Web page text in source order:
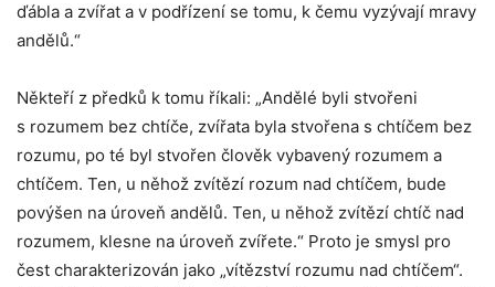
ďábla a zvířat a v podřízení se tomu, k čemu vyzývají mravy
andělů.“
Někteří z předků k tomu říkali: „Andělé byli stvořeni
s rozumem bez chtíče, zvířata byla stvořena s chtíčem bez
rozumu, po té byl stvořen člověk vybavený rozumem a
chtíčem. Ten, u něhož zvítězí rozum nad chtíčem, bude
povýšen na úroveň andělů. Ten, u něhož zvítězí chtíč nad
rozumem, klesne na úroveň zvířete.“ Proto je smysl pro
čest charakterizován jako „vítězství rozumu nad chtíčem“.